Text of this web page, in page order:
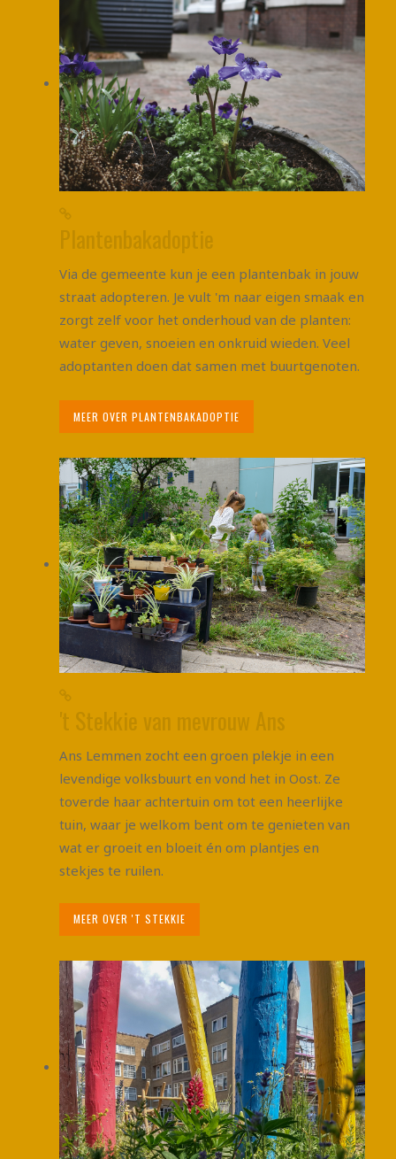
Plantenbakadoptie
Via de gemeente kun je een plantenbak in jouw
straat adopteren. Je vult 'm naar eigen smaak en
zorgt zelf voor het onderhoud van de planten:
water geven, snoeien en onkruid wieden. Veel
adoptanten doen dat samen met buurtgenoten.
MEER OVER PLANTENBAKADOPTIE
't Stekkie van mevrouw Ans
Ans Lemmen zocht een groen plekje in een
levendige volksbuurt en vond het in Oost. Ze
toverde haar achtertuin om tot een heerlijke
tuin, waar je welkom bent om te genieten van
wat er groeit en bloeit én om plantjes en
stekjes te ruilen.
MEER OVER 'T STEKKIE